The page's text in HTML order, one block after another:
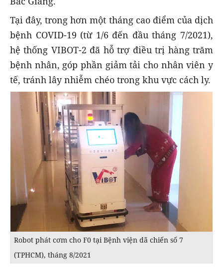
Tại đây, trong hơn một tháng cao điểm của dịch
bệnh COVID-19 (từ 1/6 đến đầu tháng 7/2021),
hệ thống VIBOT-2 đã hỗ trợ điều trị hàng trăm
bệnh nhân, góp phần giảm tải cho nhân viên y
tế, tránh lây nhiễm chéo trong khu vực cách ly.
Robot phát cơm cho F0 tại Bệnh viện dã chiến số 7
(TPHCM), tháng 8/2021